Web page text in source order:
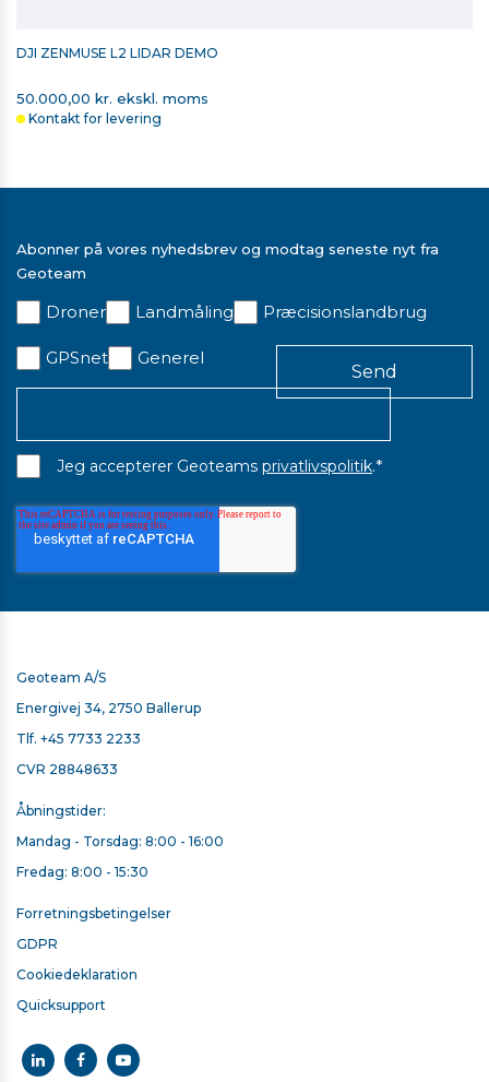
DJI ZENMUSE L2 LIDAR DEMO
50.000,00 kr. ekskl. moms
Kontakt for levering
Abonner på vores nyhedsbrev og modtag seneste nyt fra
Geoteam
Droner Landmåling Præcisionslandbrug
GPSnet Generel
Jeg accepterer Geoteams privatlivspolitik.*
Geoteam A/S
Energivej 34, 2750 Ballerup
Tlf. +45 7733 2233
CVR 28848633
Åbningstider:
Mandag - Torsdag: 8:00 - 16:00
Fredag: 8:00 - 15:30
Forretningsbetingelser
GDPR
Cookiedeklaration
Quicksupport